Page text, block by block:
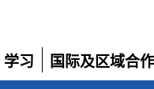
学习
展
国际及区域合作
展